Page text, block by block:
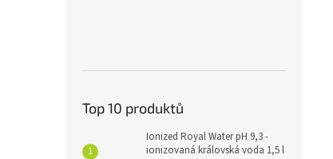
Top 10 produktů
Ionized Royal Water pH 9,3 -
ionizovaná královská voda 1,5 l